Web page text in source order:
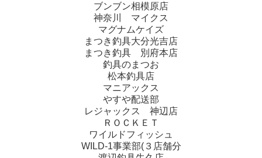
ブンブン相模原店
神奈川 マイクス
マグナムケイズ
まつき釣具大分光吉店
まつき釣具 別府本店
釣具のまつお
松本釣具店
マニアックス
やすや配送部
レジャックス 神辺店
ＲＯＣＫＥＴ
ワイルドフィッシュ
WILD-1事業部(３店舗分